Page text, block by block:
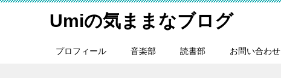
Umiの気ままなブログ
プロフィール 音楽部 読書部 お問い合わせ